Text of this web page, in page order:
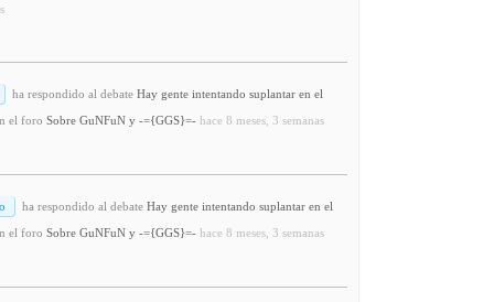
ha respondido al debate Hay gente intentando suplantar en el
el foro Sobre GuNFuN y -={GGS}=- hace 8 meses, 3 semanas
ha respondido al debate Hay gente intentando suplantar en el
el foro Sobre GuNFuN y -={GGS}=- hace 8 meses, 3 semanas